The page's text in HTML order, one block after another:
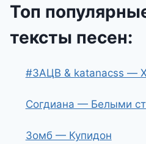
Топ
тексты песен:
#ЗАЦВ & katanacss —
Согдиана — Белыми
Зомб — Купидон